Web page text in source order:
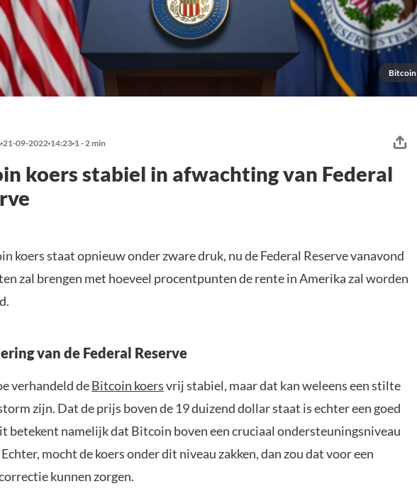
Bitcoin
21-09-2022 14:23 1 - 2 min
koers stabiel in afwachting van Federal
koers staat opnieuw onder zware druk, nu de Federal Reserve vanavond
zal brengen met hoeveel procentpunten de rente in Amerika zal worden
van de Federal Reserve
verhandeld deBitcoin koersvrij stabiel, maar dat kan weleens een stilte
zijn. Dat de prijs boven de 19 duizend dollar staat is echter een goed
betekent namelijk dat Bitcoin boven een cruciaal ondersteuningsniveau
mocht de koers onder dit niveau zakken, dan zou dat voor een
kunnen zorgen.